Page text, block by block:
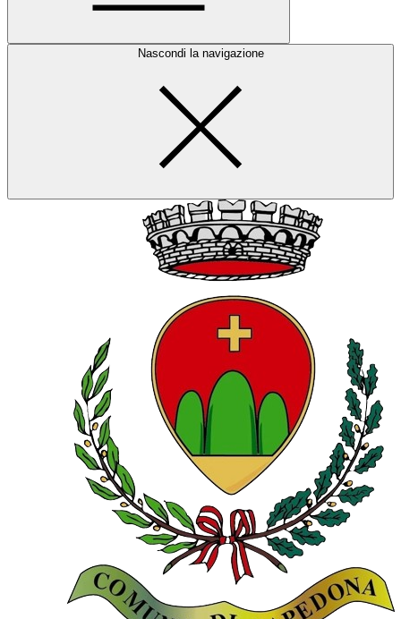
Nascondi la navigazione